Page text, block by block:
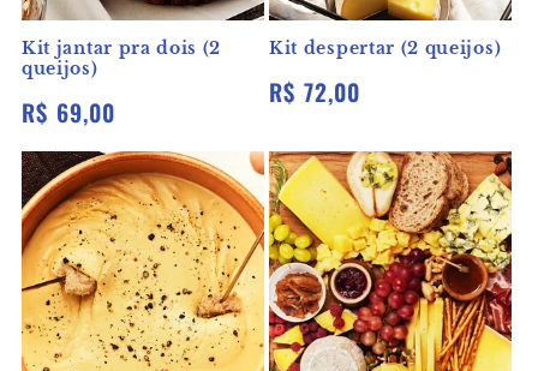
Kit jantar pra dois (2
queijos)
Preço
normal
R$ 69,00
Kit despertar (2 queijos)
Preço
R$ 72,00